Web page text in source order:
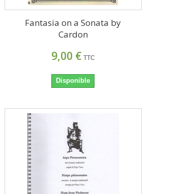
Fantasia on a Sonata by
Cardon
9,00 € TTC
Disponible